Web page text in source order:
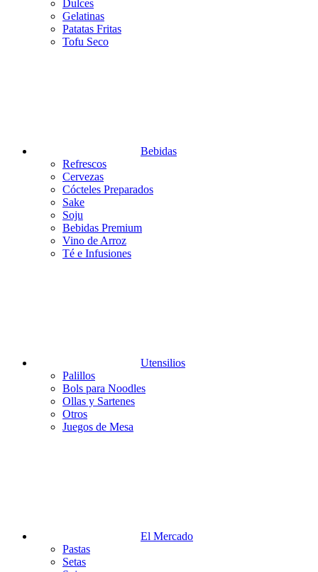
Dulces
Gelatinas
Patatas Fritas
Tofu Seco
Bebidas
Refrescos
Cervezas
Cócteles Preparados
Sake
Soju
Bebidas Premium
Vino de Arroz
Té e Infusiones
Utensilios
Palillos
Bols para Noodles
Ollas y Sartenes
Otros
Juegos de Mesa
El Mercado
Pastas
Setas